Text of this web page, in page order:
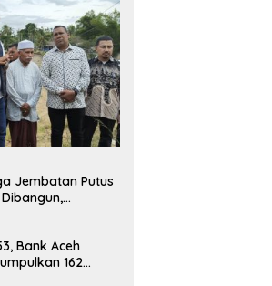
Jembatan Putus
Bank Aceh
162